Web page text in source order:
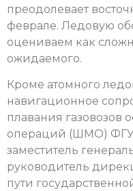
преодолевает
феврале. Ледовую
оцениваем как
ожидаемого.
Кроме атомного
навигационное
плавания газовозов
операций (ШМО)
заместитель
руководитель
пути